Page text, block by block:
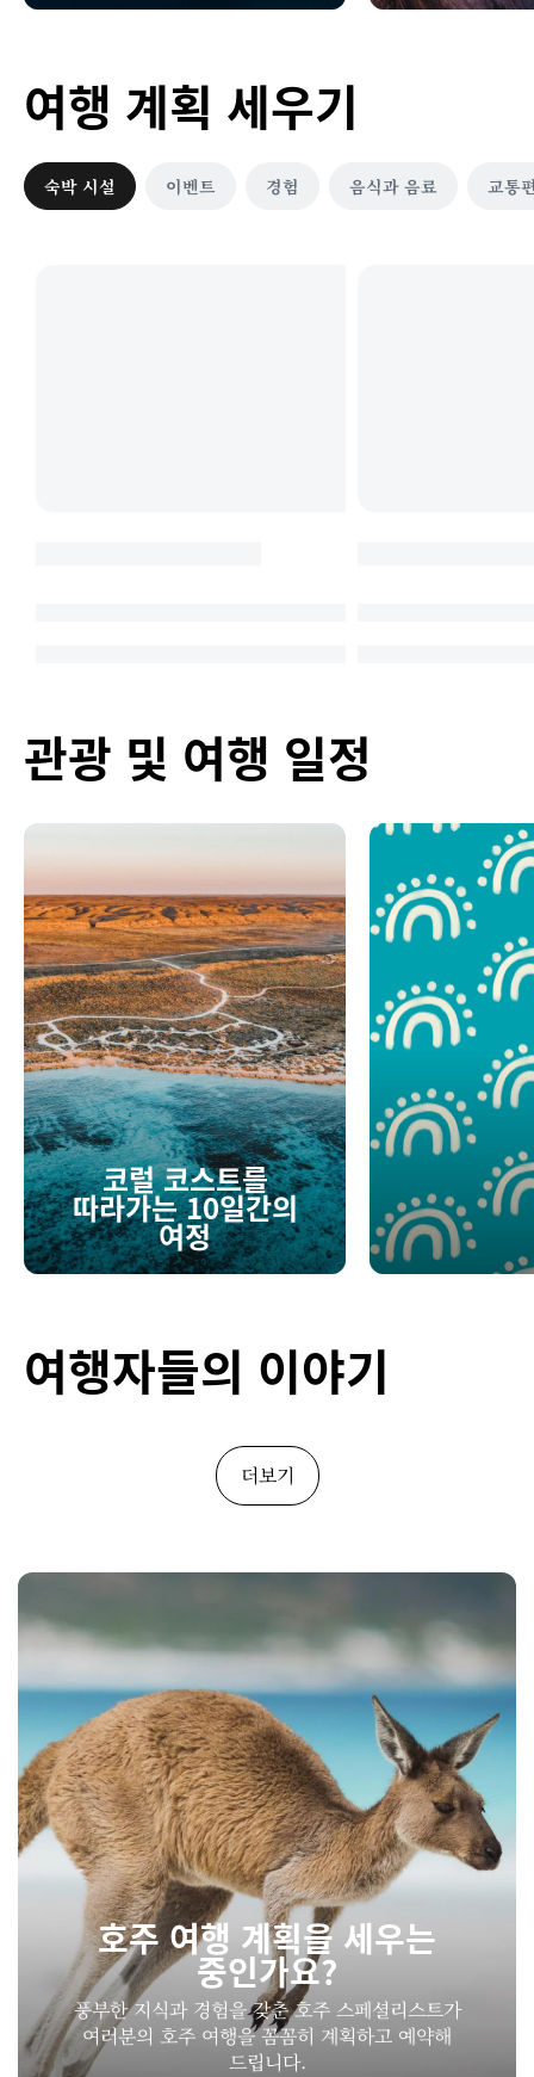
여행 계획 세우기
숙박 시설 이벤트 경험 음식과 음료 교통
관광 및 여행 일정
코럴 코스트를
따라가는 10일간의
여정
여행자들의 이야기
더보기
호주 여행 계획을 세우는
중인가요?
풍부한 지식과 경험을 갖춘 호주 스페셜리스트가
여러분의 호주 여행을 꼼꼼히 계획하고 예약해
드립니다.